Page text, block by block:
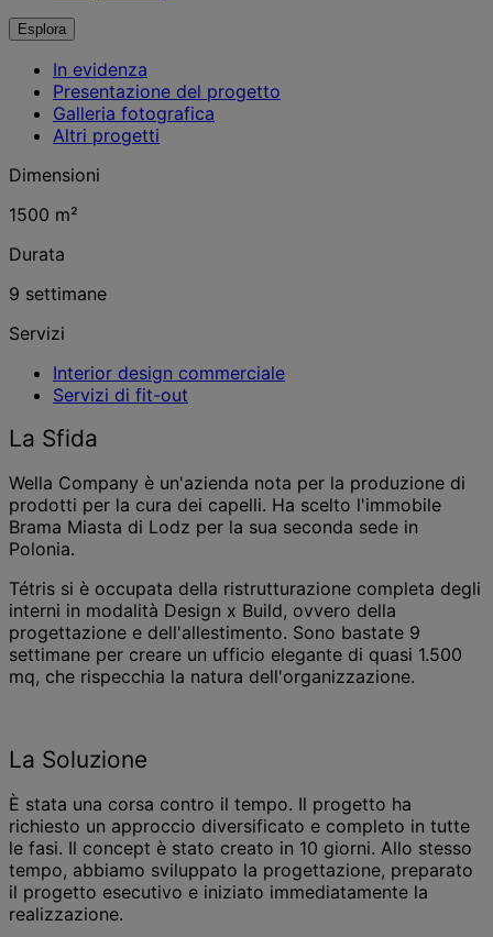
Esplora
In evidenza
Presentazione del progetto
Galleria fotografica
Altri progetti
Dimensioni
1500 m²
Durata
9 settimane
Servizi
Interior design commerciale
Servizi di fit-out
La Sfida
Wella Company è un'azienda nota per la produzione di
prodotti per la cura dei capelli. Ha scelto l'immobile
Brama Miasta di Lodz per la sua seconda sede in
Polonia.
Tétris si è occupata della ristrutturazione completa degli
interni in modalità Design x Build, ovvero della
progettazione e dell'allestimento. Sono bastate 9
settimane per creare un ufficio elegante di quasi 1.500
mq, che rispecchia la natura dell'organizzazione.
La Soluzione
È stata una corsa contro il tempo. Il progetto ha
richiesto un approccio diversificato e completo in tutte
le fasi. Il concept è stato creato in 10 giorni. Allo stesso
tempo, abbiamo sviluppato la progettazione, preparato
il progetto esecutivo e iniziato immediatamente la
realizzazione.